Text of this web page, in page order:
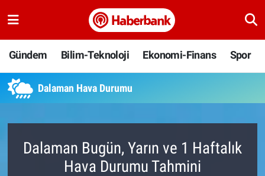
Gündem Bilim-Teknoloji Ekonomi-Finans Spor
Dalaman Hava Durumu
Dalaman Bugün, Yarın ve 1 Haftalık
Hava Durumu Tahmini
Bilim-Teknoloji
Ekonomi-Finans
Hava Durumu
Namaz Vakitleri
Süper Lig Puan Durumu ve Fikstür